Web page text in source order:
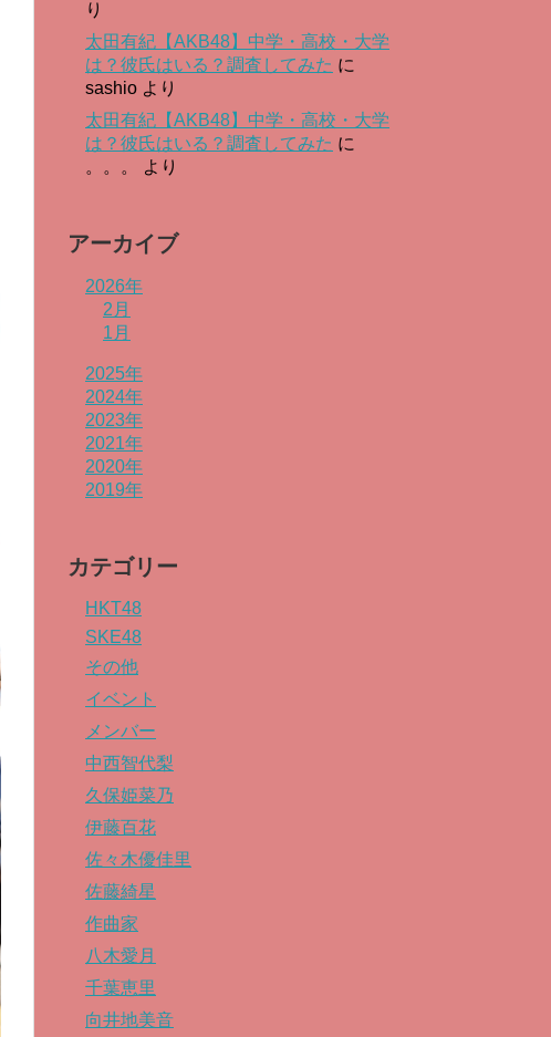
り
太田有紀【AKB48】中学・高校・大学
は？彼氏はいる？調査してみた に
sashio より
太田有紀【AKB48】中学・高校・大学
は？彼氏はいる？調査してみた に
。。。
より
アーカイブ
2026年
2月
1月
2025年
2024年
2023年
2021年
2020年
2019年
カテゴリー
HKT48
SKE48
その他
イベント
メンバー
中西智代梨
久保姫菜乃
伊藤百花
佐々木優佳里
佐藤綺星
作曲家
八木愛月
千葉恵里
向井地美音